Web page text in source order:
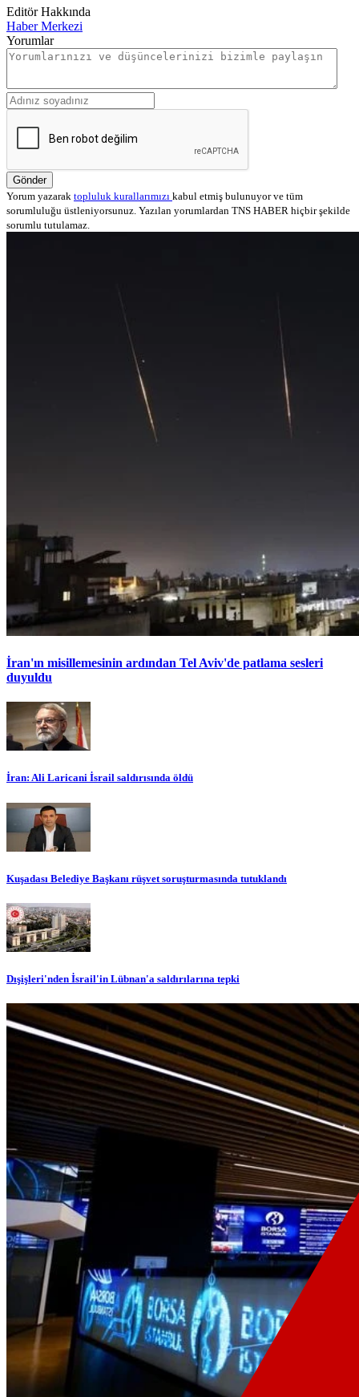
Editör Hakkında
Haber Merkezi
Yorumlar
Gönder
Yorum yazarak topluluk kurallarımızı kabul etmiş bulunuyor ve tüm
sorumluluğu üstleniyorsunuz. Yazılan yorumlardan TNS HABER hiçbir şekilde
sorumlu tutulamaz.
İran'ın misillemesinin ardından Tel Aviv'de patlama sesleri
duyuldu
İran: Ali Laricani İsrail saldırısında öldü
Kuşadası Belediye Başkanı rüşvet soruşturmasında tutuklandı
Dışişleri'nden İsrail'in Lübnan'a saldırılarına tepki